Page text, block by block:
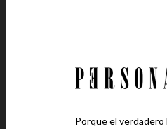
Porque el